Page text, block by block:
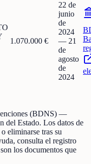
1.070.000 €
22 de
junio
de
2024
— 21
de
agosto
de
2024
(BDNS) —
del Estado. Los datos de
eliminarse tras su
consulta el registro
los documentos que